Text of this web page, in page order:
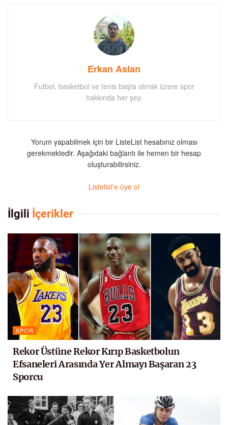
Erkan Aslan
Futbol, basketbol ve tenis başta olmak üzere spor
hakkında her şey.
Yorum yapabilmek için bir ListeList hesabınız olması
gerekmektedir. Aşağıdaki bağlantı ile hemen bir hesap
oluşturabilirsiniz.
Listelist'e üye ol
İlgili İçerikler
SPOR
Rekor Üstüne Rekor Kırıp Basketbolun
Efsaneleri Arasında Yer Almayı Başaran 23
Sporcu